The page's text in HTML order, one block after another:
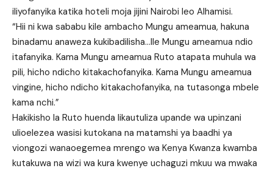
iliyofanyika katika hoteli moja jijini Nairobi leo Alhamisi.
“Hii ni kwa sababu kile ambacho Mungu ameamua, hakuna
binadamu anaweza kukibadilisha…Ile Mungu ameamua ndio
itafanyika. Kama Mungu ameamua Ruto atapata muhula wa
pili, hicho ndicho kitakachofanyika. Kama Mungu ameamua
vingine, hicho ndicho kitakachofanyika, na tutasonga mbele
kama nchi.”
Hakikisho la Ruto huenda likautuliza upande wa upinzani
ulioelezea wasisi kutokana na matamshi ya baadhi ya
viongozi wanaoegemea mrengo wa Kenya Kwanza kwamba
kutakuwa na wizi wa kura kwenye uchaguzi mkuu wa mwaka